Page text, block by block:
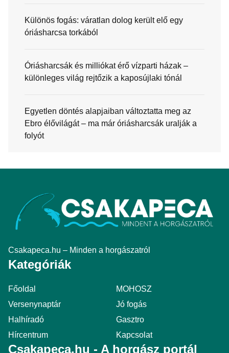
Különös fogás: váratlan dolog került elő egy
óriásharcsa torkából
Óriásharcsák és milliókat érő vízparti házak –
különleges világ rejtőzik a kaposújlaki tónál
Egyetlen döntés alapjaiban változtatta meg az
Ebro élővilágát – ma már óriásharcsák uralják a
folyót
Csakapeca.hu – Minden a horgászatról
Kategóriák
Főoldal
MOHOSZ
Versenynaptár
Jó fogás
Halhíradó
Gasztro
Hírcentrum
Kapcsolat
Csakapeca.hu - A horgász portál